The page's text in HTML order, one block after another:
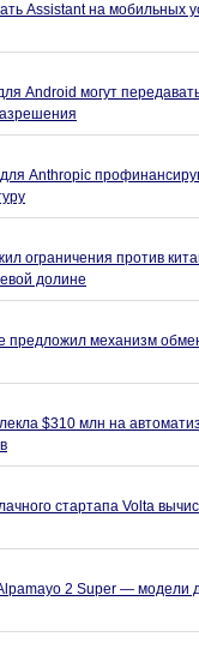
Assistant на мобильных
Android могут
Anthropic
ограничения против
долине
предложил механизм
$310 млн на
стартапа Volta
2 Super — модели